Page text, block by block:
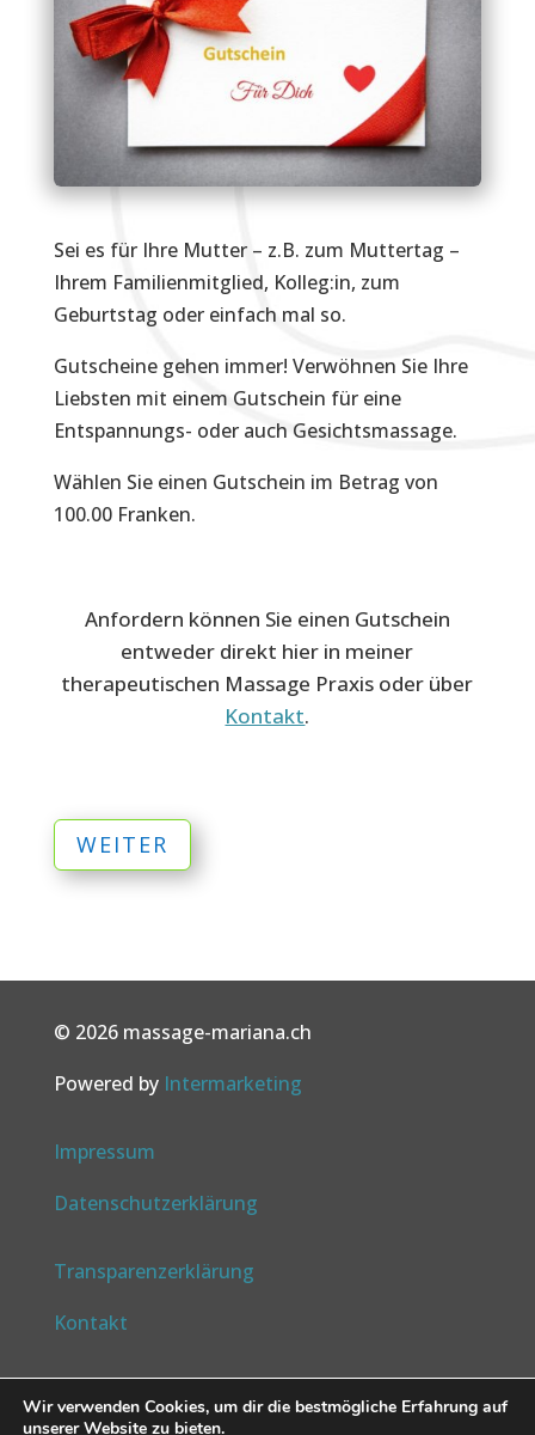
Sei es für Ihre Mutter – z.B. zum Muttertag –
Ihrem Familienmitglied, Kolleg:in, zum
Geburtstag oder einfach mal so.
Gutscheine gehen immer! Verwöhnen Sie Ihre
Liebsten mit einem Gutschein für eine
Entspannungs- oder auch Gesichtsmassage.
Wählen Sie einen Gutschein im Betrag von
100.00 Franken.
Anfordern können Sie einen Gutschein
entweder direkt hier in meiner
therapeutischen Massage Praxis oder über
Kontakt.
WEITER
© 2026 massage-mariana.ch
Powered by Intermarketing
Impressum
Datenschutzerklärung
Transparenzerklärung
Kontakt
Wir verwenden Cookies, um dir die bestmögliche Erfahrung auf
unserer Website zu bieten.